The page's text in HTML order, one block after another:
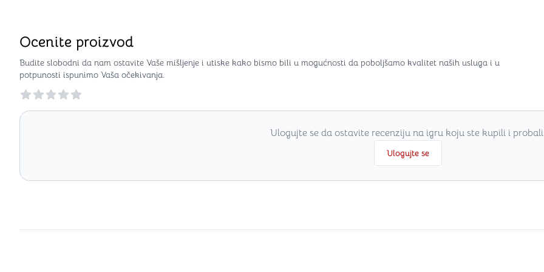
Ocenite proizvod
Budite slobodni da nam ostavite Vaše mišljenje i utiske kako bismo bili u mogućnosti da poboljšamo kvalitet naših usluga i u
potpunosti ispunimo Vaša očekivanja.
Reviews
Ulogujte se da ostavite recenziju na igru koju ste kupili i
Ulogujte se